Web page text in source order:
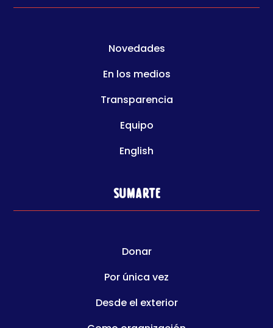
Novedades
En los medios
Transparencia
Equipo
English
Sumarte
Donar
Por única vez
Desde el exterior